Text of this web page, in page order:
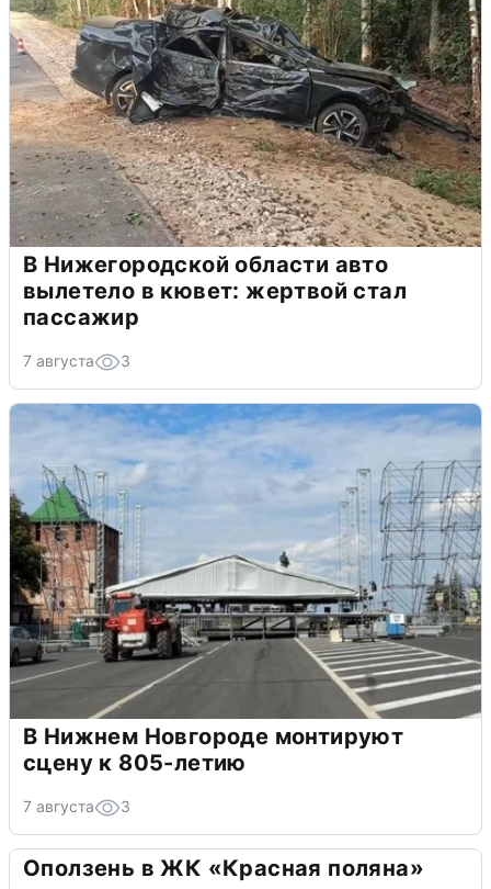
В Нижегородской области авто
вылетело в кювет: жертвой стал
пассажир
7 августа 3
В Нижнем Новгороде монтируют
сцену к 805-летию
7 августа 3
Оползень в ЖК «Красная поляна»